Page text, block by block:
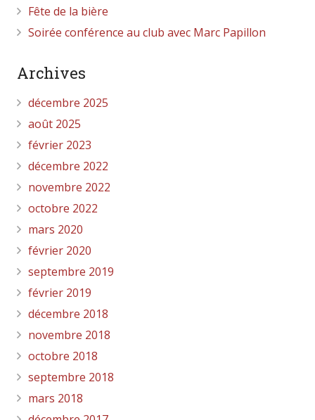
Fête de la bière
Soirée conférence au club avec Marc Papillon
Archives
décembre 2025
août 2025
février 2023
décembre 2022
novembre 2022
octobre 2022
mars 2020
février 2020
septembre 2019
février 2019
décembre 2018
novembre 2018
octobre 2018
septembre 2018
mars 2018